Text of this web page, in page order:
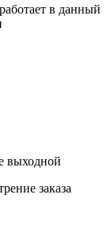
в данный
выходной
заказа